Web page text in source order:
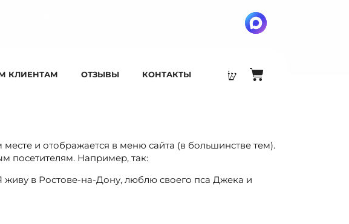
КЛИЕНТАМ ОТЗЫВЫ КОНТАКТЫ
и отображается в меню сайта (в большинстве тем).
посетителям. Например, так:
в Ростове-на-Дону, люблю своего пса Джека и